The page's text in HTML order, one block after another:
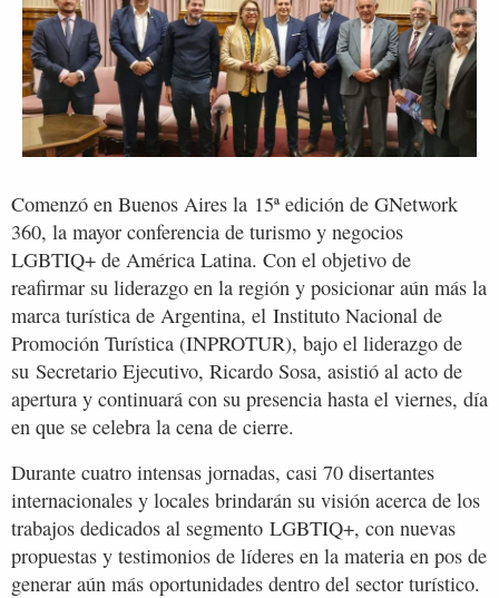
Comenzó en Buenos Aires la 15ª edición de GNetwork
360, la mayor conferencia de turismo y negocios
LGBTIQ+ de América Latina. Con el objetivo de
reafirmar su liderazgo en la región y posicionar aún más la
marca turística de Argentina, el Instituto Nacional de
Promoción Turística (INPROTUR), bajo el liderazgo de
su Secretario Ejecutivo, Ricardo Sosa, asistió al acto de
apertura y continuará con su presencia hasta el viernes, día
en que se celebra la cena de cierre.
Durante cuatro intensas jornadas, casi 70 disertantes
internacionales y locales brindarán su visión acerca de los
trabajos dedicados al segmento LGBTIQ+, con nuevas
propuestas y testimonios de líderes en la materia en pos de
generar aún más oportunidades dentro del sector turístico.